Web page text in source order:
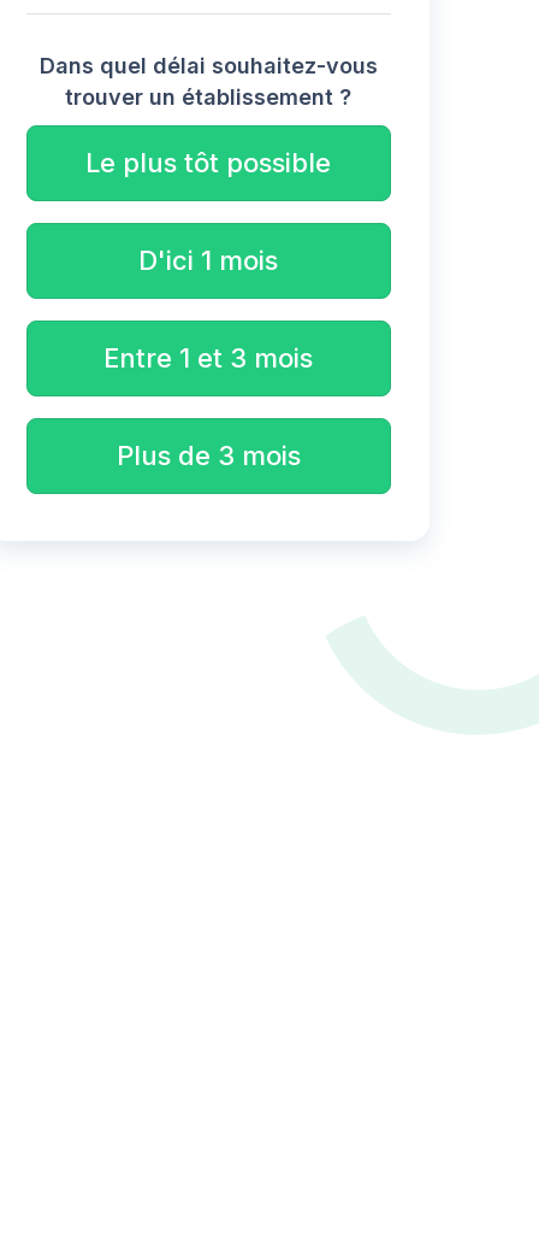
Dans quel délai souhaitez-vous
trouver un établissement ?
Le plus tôt possible
D'ici 1 mois
Entre 1 et 3 mois
Plus de 3 mois